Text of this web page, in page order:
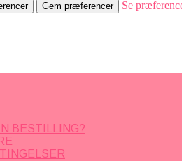
Gem præferencer Se
BESTILLING?